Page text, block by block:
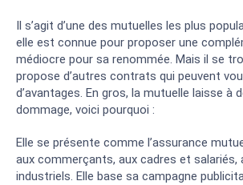
Il s’agit d’une des mutuelles les plus
elle est connue pour proposer une
médiocre pour sa renommée. Mais il se
propose d’autres contrats qui peuvent
d’avantages. En gros, la mutuelle laisse à
dommage, voici pourquoi :
Elle se présente comme l’assurance
aux commerçants, aux cadres et salariés,
industriels. Elle base sa campagne